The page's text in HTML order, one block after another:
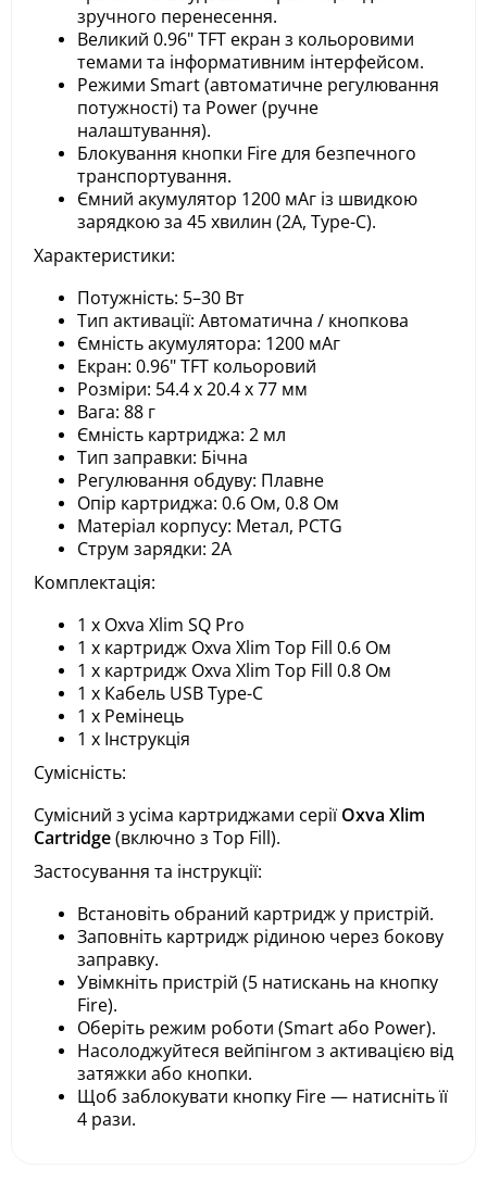
зручного перенесення.
Великий 0.96" TFT екран з кольоровими
темами та інформативним інтерфейсом.
Режими Smart (автоматичне регулювання
потужності) та Power (ручне
налаштування).
Блокування кнопки Fire для безпечного
транспортування.
Ємний акумулятор 1200 мАг із швидкою
зарядкою за 45 хвилин (2А, Type-C).
Характеристики:
Потужність: 5–30 Вт
Тип активації: Автоматична / кнопкова
Ємність акумулятора: 1200 мАг
Екран: 0.96" TFT кольоровий
Розміри: 54.4 x 20.4 x 77 мм
Вага: 88 г
Ємність картриджа: 2 мл
Тип заправки: Бічна
Регулювання обдуву: Плавне
Опір картриджа: 0.6 Ом, 0.8 Ом
Матеріал корпусу: Метал, PCTG
Струм зарядки: 2А
Комплектація:
1 x Oxva Xlim SQ Pro
1 x картридж Oxva Xlim Top Fill 0.6 Ом
1 x картридж Oxva Xlim Top Fill 0.8 Ом
1 x Кабель USB Type-C
1 x Ремінець
1 x Інструкція
Сумісність:
Сумісний з усіма картриджами серіїOxva Xlim
Cartridge(включно з Top Fill).
Застосування та інструкції:
Встановіть обраний картридж у пристрій.
Заповніть картридж рідиною через бокову
заправку.
Увімкніть пристрій (5 натискань на кнопку
Fire).
Оберіть режим роботи (Smart або Power).
Насолоджуйтеся вейпінгом з активацією від
затяжки або кнопки.
Щоб заблокувати кнопку Fire — натисніть її
4 рази.